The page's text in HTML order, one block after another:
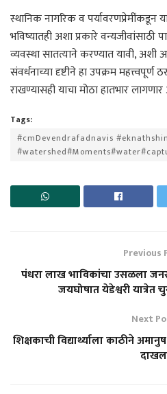
स्थानिक नागरिक व
भविष्यातही अशा प्रकारे
व्यवस्था सातत्याने करण्यात यावी, अशी
संवर्धनाच्या दृष्टीने हा उपक्रम
राखण्यासही याचा मोठा हातभार
Tags:
#cmDevendrafadnavis
Previous
पंधरा लाख भाविकांचा उसळला
जयघोषात येडेश्वरी यात्रेत
Next
शिक्षकाची विद्यार्थ्याला काठीने
दाखल